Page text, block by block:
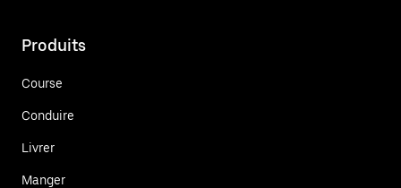
Produits
Course
Conduire
Livrer
Manger